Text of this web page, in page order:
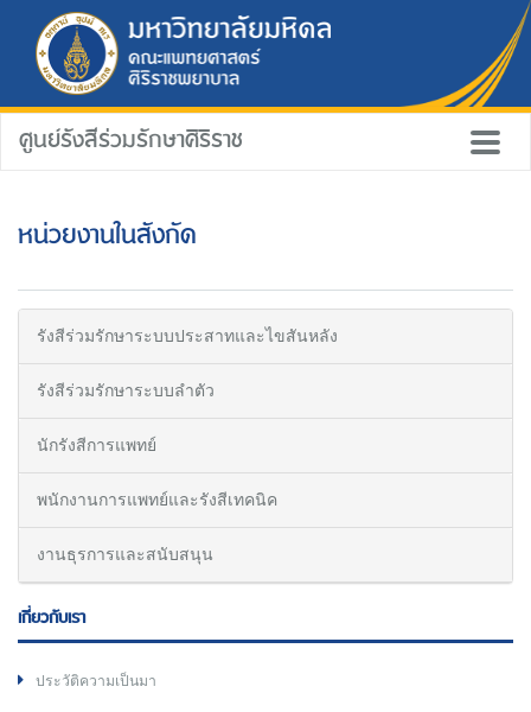
ศูนย์รังสีร่วมรักษาศิริราช
หน่วยงานในสังกัด
รังสีร่วมรักษาระบบประสาทและไขสันหลัง
รังสีร่วมรักษาระบบลำตัว
นักรังสีการแพทย์
พนักงานการแพทย์และรังสีเทคนิค
งานธุรการและสนับสนุน
เกี่ยวกับเรา
ประวัติความเป็นมา